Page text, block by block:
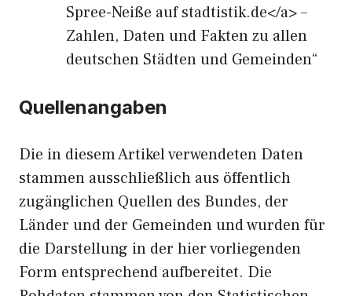
Spree-Neiße auf stadtistik.de</a> –
Zahlen, Daten und Fakten zu allen
deutschen Städten und Gemeinden“
Quellenangaben
Die in diesem Artikel verwendeten Daten
stammen ausschließlich aus öffentlich
zugänglichen Quellen des Bundes, der
Länder und der Gemeinden und wurden für
die Darstellung in der hier vorliegenden
Form entsprechend aufbereitet. Die